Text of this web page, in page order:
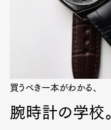
買うべき一本がわかる、
腕時計の学校。